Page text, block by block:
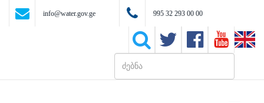
info@water.gov.ge 995 32 293 00 00